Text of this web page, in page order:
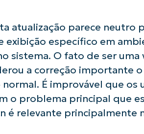
atualização parece neutro
exibição específico em
sistema. O fato de ser uma
a correção importante
É improvável que os
o problema principal que
é relevante principalmente
Phone
number*
Company
name*